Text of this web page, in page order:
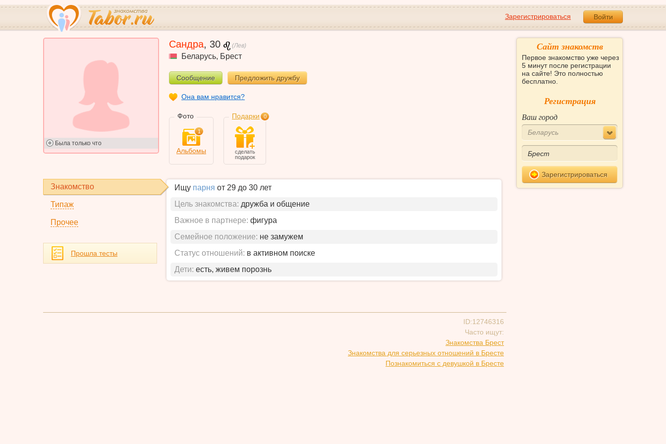
Зарегистрироваться Войти
Была только что
Сандра, 30 (Лев)
Беларусь, Брест
Сообщение Предложить дружбу
Она вам нравится?
Фото
1
Альбомы
Подарки 0
сделать
подарок
Знакомство
Типаж
Прочее
Ищу парня от 29 до 30 лет
Цель знакомства: дружба и общение
Важное в партнере: фигура
Семейное положение: не замужем
Статус отношений: в активном поиске
Дети: есть, живем порознь
Прошла тесты
ID:12746316
Часто ищут:
Знакомства Брест
Знакомства для серьезных отношений в Бресте
Познакомиться с девушкой в Бресте
Сайт знакомств
Первое знакомство уже через
5 минут после регистрации
на сайте! Это полностью
бесплатно.
Регистрация
Ваш город
Беларусь
Зарегистрироваться